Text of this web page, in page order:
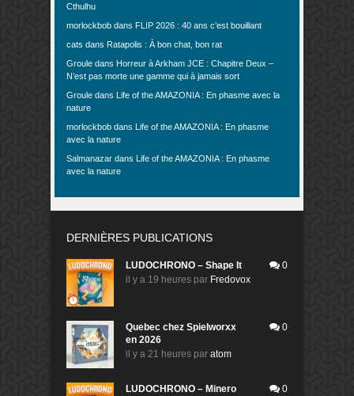
Cthulhu
morlockbob dans FLIP 2026 : 40 ans c’est bouillant
cats dans Ratapolis : À bon chat, bon rat
Groule dans Horreur à Arkham JCE : Chapitre Deux –
N’est pas morte une gamme qui à jamais sort
Groule dans Life of the AMAZONIA : En phasme avec la
nature
morlockbob dans Life of the AMAZONIA : En phasme
avec la nature
Salmanazar dans Life of the AMAZONIA : En phasme
avec la nature
DERNIÈRES PUBLICATIONS
LUDOCHRONO – Shape It
il y a 19 heures par Fredovox
0
Quebec chez Spielworxx
en 2026
il y a 21 heures par atom
0
LUDOCHRONO – Minero
0